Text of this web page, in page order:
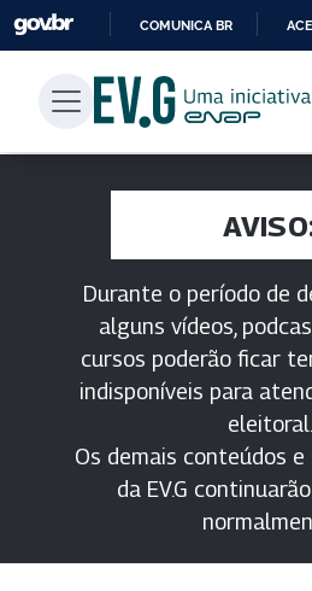
PARA
COMUNICA BR
Durante o período de
alguns vídeos,
cursos poderão ficar
indisponíveis para
eleitoral.
Os demais conteúdos
da EV.G